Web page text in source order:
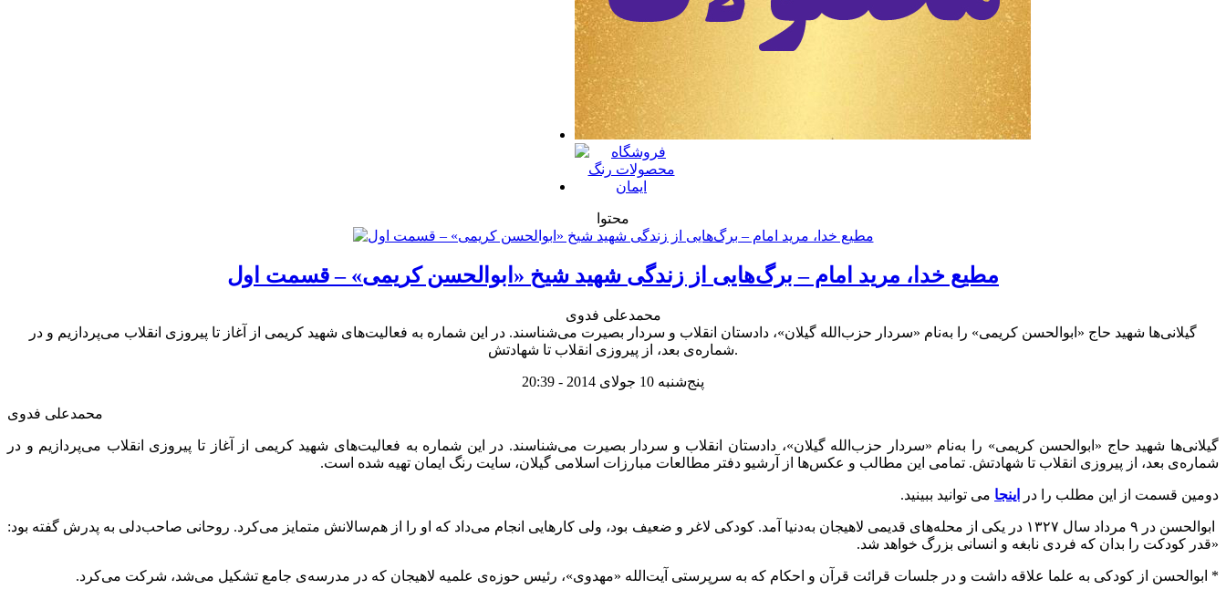
محتوا
مطیع خدا، مرید امام – برگ‌هایی از زندگی شهید شیخ «ابوالحسن کریمی» – قسمت اول
محمدعلی فدوی
گیلانی‌ها شهید حاج «ابوالحسن کریمی» را به‌نام «سردار حزب‌الله گیلان»، دادستان انقلاب و سردار بصیرت می‌شناسند. در این شماره به فعالیت‌های شهید کریمی از آغاز تا پیروزی انقلاب می‌پردازیم و در
شماره‌ی بعد، از پیروزی انقلاب تا شهادتش.
پنج‌شنبه 10 جولای 2014 - 20:39
محمدعلی فدوی
گیلانی‌ها شهید حاج «ابوالحسن کریمی» را به‌نام «سردار حزب‌الله گیلان»، دادستان انقلاب و سردار بصیرت می‌شناسند. در این شماره به فعالیت‌های شهید کریمی از آغاز تا پیروزی انقلاب می‌پردازیم و در
شماره‌ی بعد، از پیروزی انقلاب تا شهادتش. تمامی این مطالب و عکس‌ها از آرشیو دفتر مطالعات مبارزات اسلامی گیلان، سایت رنگ ایمان تهیه شده است.
دومین قسمت از این مطلب را در اینجا می توانید ببینید.
ابوالحسن در ۹ مرداد سال ۱۳۲۷ در یکی از محله‌های قدیمی لاهیجان به‌دنیا آمد. کودکی لاغر و ضعیف بود، ولی کارهایی انجام می‌داد که او را از هم‌سالانش متمایز می‌کرد. روحانی صاحب‌دلی به پدرش گفته بود:
«قدر کودکت را بدان که فردی نابغه و انسانی بزرگ خواهد شد.
* ابوالحسن از کودکی به علما علاقه داشت و در جلسات قرائت قرآن و احکام که به سرپرستی آیت‌الله «مهدوی»، رئیس حوزه‌ی علمیه لاهیجان که در مدرسه‌ی جامع تشکیل می‌شد، شرکت می‌کرد.